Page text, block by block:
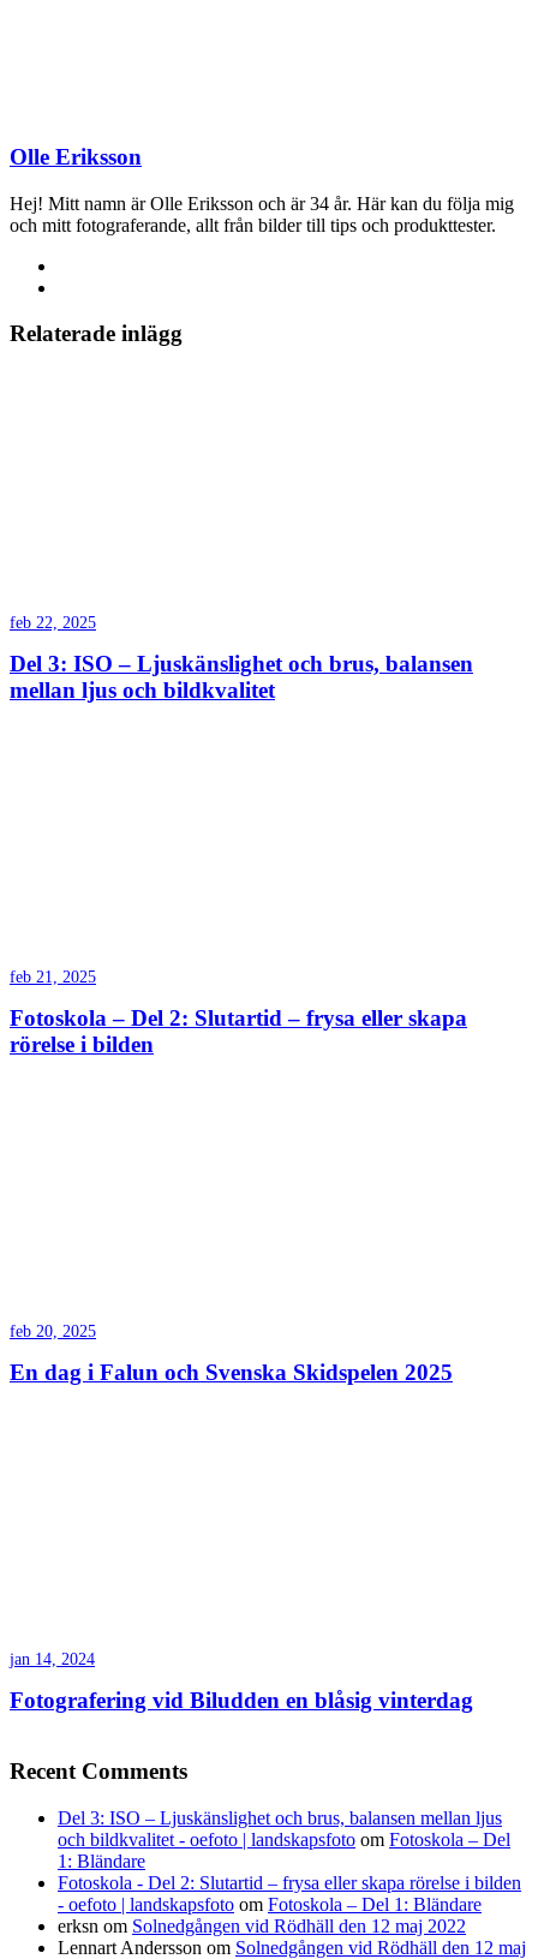
Olle Eriksson
Hej! Mitt namn är Olle Eriksson och är 34 år. Här kan du följa mig
och mitt fotograferande, allt från bilder till tips och produkttester.
Relaterade inlägg
feb 22, 2025
Del 3: ISO – Ljuskänslighet och brus, balansen
mellan ljus och bildkvalitet
feb 21, 2025
Fotoskola – Del 2: Slutartid – frysa eller skapa
rörelse i bilden
feb 20, 2025
En dag i Falun och Svenska Skidspelen 2025
jan 14, 2024
Fotografering vid Biludden en blåsig vinterdag
Recent Comments
Del 3: ISO – Ljuskänslighet och brus, balansen mellan ljus
och bildkvalitet - oefoto | landskapsfoto om Fotoskola – Del
1: Bländare
Fotoskola - Del 2: Slutartid – frysa eller skapa rörelse i bilden
- oefoto | landskapsfoto om Fotoskola – Del 1: Bländare
erksn om Solnedgången vid Rödhäll den 12 maj 2022
Lennart Andersson om Solnedgången vid Rödhäll den 12 maj